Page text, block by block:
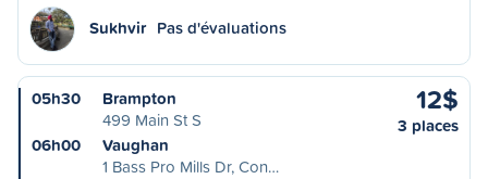
Sukhvir Pas d'évaluations
05h30
Brampton
499 Main St S
06h00
Vaughan
1 Bass Pro Mills Dr, Con…
12$
3 places